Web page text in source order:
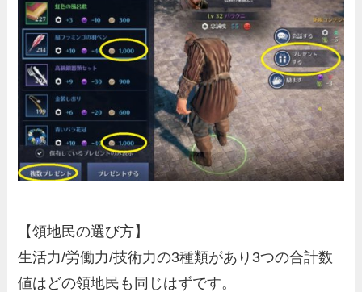
【領地民の選び方】
生活力/労働力/技術力の3種類があり3つの合計数
値はどの領地民も同じはずです。